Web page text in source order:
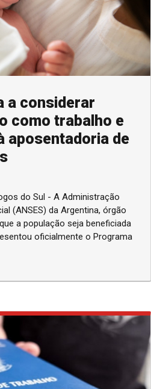
a considerar
como trabalho e
aposentadoria de
do Sul - A Administração
(ANSES) da Argentina, órgão
a população seja beneficiada
oficialmente o Programa